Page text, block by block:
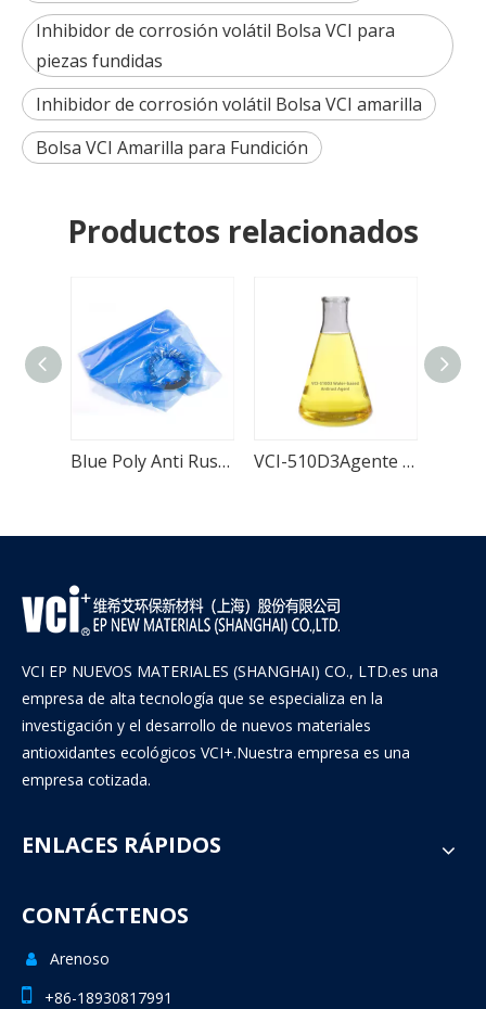
Inhibidor de corrosión volátil Bolsa VCI para
piezas fundidas
Inhibidor de corrosión volátil Bolsa VCI amarilla
Bolsa VCI Amarilla para Fundición
Productos relacionados
Blue Poly Anti Rust VCI Bolsa para productos metálicos VCI-510D3Agente antioxidante a base de agua
VCI EP NUEVOS MATERIALES (SHANGHAI) CO., LTD.es una
empresa de alta tecnología que se especializa en la
investigación y el desarrollo de nuevos materiales
antioxidantes ecológicos VCI+.Nuestra empresa es una
empresa cotizada.
ENLACES RÁPIDOS
CONTÁCTENOS
 Arenoso
 +86-18930817991